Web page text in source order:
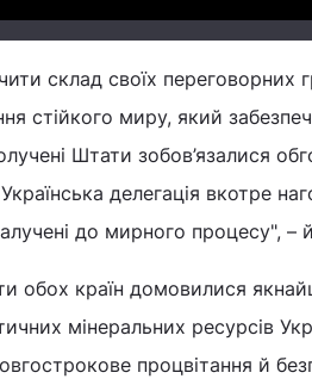
склад своїх переговорних
стійкого миру, який
Штати зобов’язалися
делегація вкотре
до мирного процесу", –
обох країн домовилися
мінеральних ресурсів
процвітання й